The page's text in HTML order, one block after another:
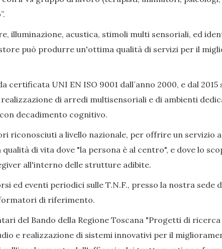
illuminazione, acustica, stimoli multi sensoriali, ed
può produrre un'ottima qualità di servizi per il
certificata UNI EN ISO 9001 dall´anno 2000, e dal
di arredi multisensoriali e di ambienti
decadimento cognitivo.
riconosciuti a livello nazionale, per offrire un servizio
di vita dove "la persona è al centro", e dove lo
all'interno delle strutture adibite.
ed eventi periodici sulle T.N.F., presso la nostra sede
di riferimento.
del Bando della Regione Toscana "Progetti di
e realizzazione di sistemi innovativi per il